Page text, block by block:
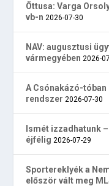
Öttusa: Varga
vb-n 2026-07-30
NAV: augusztusi
vármegyében 2026-
A Csónakázó-
rendszer 2026-07-30
Ismét izzadhatunk
éjfélig 2026-07-29
Sportereklyék a
először vált meg